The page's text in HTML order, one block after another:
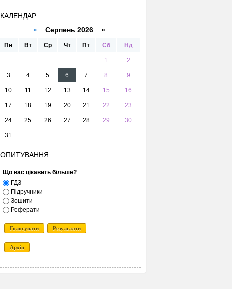
КАЛЕНДАР
« Серпень 2026 »
Пн Вт Ср Чт Пт Сб Нд
1 2
3 4 5 6 7 8 9
10 11 12 13 14 15 16
17 18 19 20 21 22 23
24 25 26 27 28 29 30
31
ОПИТУВАННЯ
Що вас цікавить більше?
ГДЗ
Підручники
Зошити
Реферати
Голосувати Результати
Архів